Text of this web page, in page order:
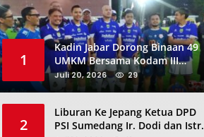
1
Kadin Jabar Dorong Binaan 49
UMKM Bersama Kodam III
Siliwangi Sambil Nobar Final
Piala Dunia, Akan Ada Investor
Juli 20, 2026 29
2
Liburan Ke Jepang Ketua DPD
PSI Sumedang Ir. Dodi dan Istri